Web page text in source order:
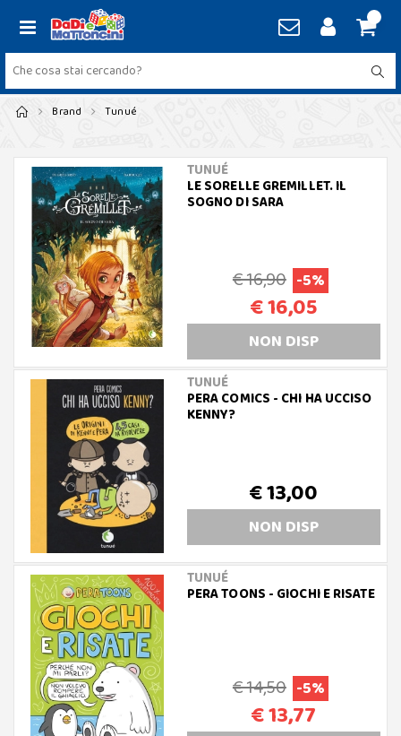
Brand Tunué
TUNUÉ
LE SORELLE GREMILLET. IL
SOGNO DI SARA
€ 16,90 -5%
€ 16,05
NON DISP
TUNUÉ
PERA COMICS - CHI HA UCCISO
KENNY?
€ 13,00
NON DISP
TUNUÉ
PERA TOONS - GIOCHI E RISATE
€ 14,50 -5%
€ 13,77